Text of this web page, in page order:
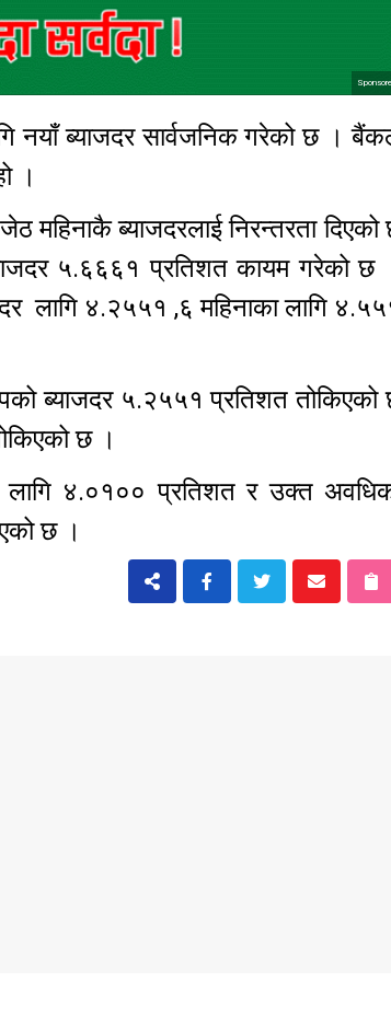
नयाँ ब्याजदर सार्वजनिक गरेको छ ।
।
ब्याजदरलाई निरन्तरता दिएको
५.६६६१ प्रतिशत कायम गरेको छ
लागि ४.२५५१ ,६ महिनाका लागि
ब्याजदर ५.२५५१ प्रतिशत तोकिएको
छ ।
लागि ४.०१०० प्रतिशत र उक्त
छ ।